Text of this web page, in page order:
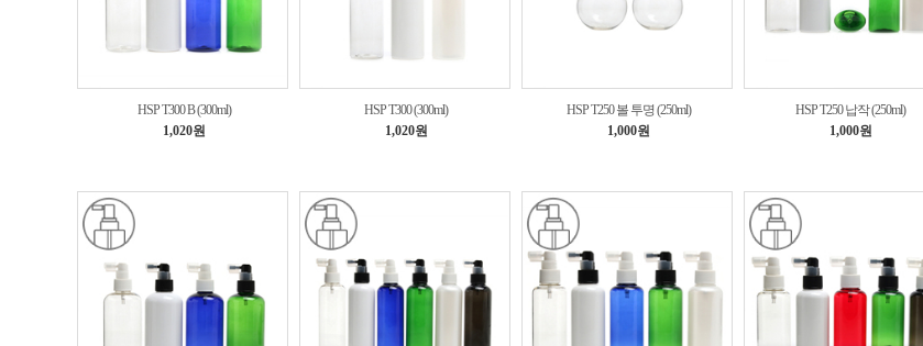
HSP T300 B (300ml)
1,020원
HSP T300 (300ml)
1,020원
HSP T250 볼 투명 (250ml)
1,000원
HSP T250 납작 (250ml)
1,000원